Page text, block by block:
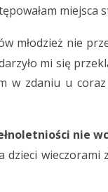
miejsca
młodzież nie
mi się
w zdaniu u coraz
nie
wieczorami